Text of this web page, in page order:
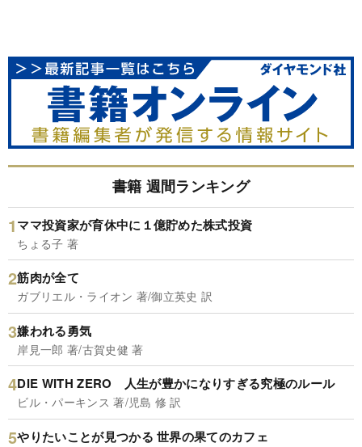
書籍 週間ランキング
ママ投資家が育休中に１億貯めた株式投資
ちょる子 著
筋肉が全て
ガブリエル・ライオン 著/御立英史 訳
嫌われる勇気
岸見一郎 著/古賀史健 著
DIE WITH ZERO 人生が豊かになりすぎる究極のルール
ビル・パーキンス 著/児島 修 訳
やりたいことが見つかる 世界の果てのカフェ